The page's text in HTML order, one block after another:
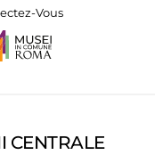
Vous
CENTRALE